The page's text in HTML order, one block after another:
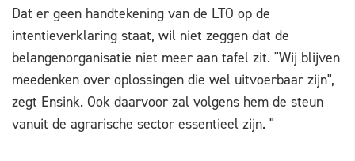
Dat er geen handtekening van de LTO op de
intentieverklaring staat, wil niet zeggen dat de
belangenorganisatie niet meer aan tafel zit. "Wij blijven
meedenken over oplossingen die wel uitvoerbaar zijn",
zegt Ensink. Ook daarvoor zal volgens hem de steun
vanuit de agrarische sector essentieel zijn. "